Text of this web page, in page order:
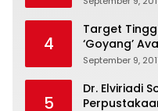
4
Target
‘Goyang’
September 9,
5
Dr. Elviriadi